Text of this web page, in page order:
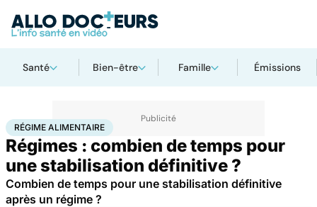
Santé Bien-être Famille Émissions
AccueilBien-êtreNutrition Régime alimentaire
RÉGIME ALIMENTAIRE
Régimes : combien de temps pour
une stabilisation définitive ?
Combien de temps pour une stabilisation définitive
après un régime ?